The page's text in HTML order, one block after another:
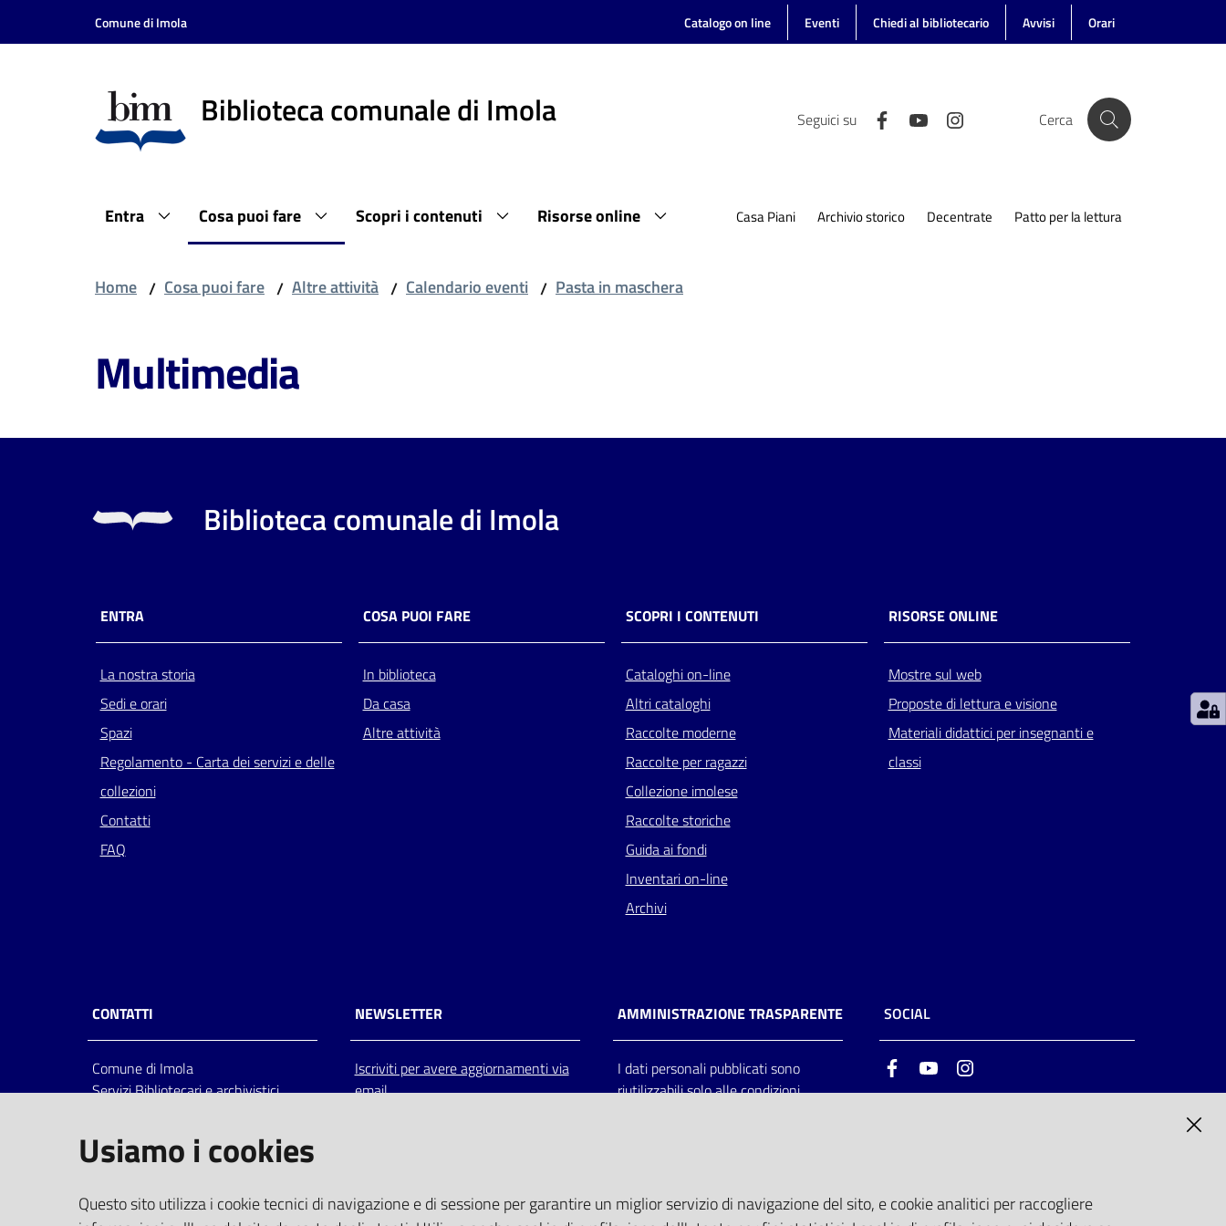
Vai al contenuto
Vai alla navigazione
Comune di Imola Catalogo on line Eventi Chiedi al bibliotecario Avvisi Orari
Biblioteca comunale di Imola Seguici su Cerca
Entra Cosa puoi fare Scopri i contenuti Risorse online Casa Piani Archivio storico Decentrate Patto per la lettura
Home / Cosa puoi fare / Altre attività / Calendario eventi / Pasta in maschera
Multimedia
Biblioteca comunale di Imola
ENTRA
La nostra storia
Sedi e orari
Spazi
Regolamento - Carta dei servizi e delle
collezioni
Contatti
FAQ
COSA PUOI FARE
In biblioteca
Da casa
Altre attività
SCOPRI I CONTENUTI
Cataloghi on-line
Altri cataloghi
Raccolte moderne
Raccolte per ragazzi
Collezione imolese
Raccolte storiche
Guida ai fondi
Inventari on-line
Archivi
RISORSE ONLINE
Mostre sul web
Proposte di lettura e visione
Materiali didattici per insegnanti e
classi
CONTATTI
Comune di Imola
Servizi Bibliotecari e archivistici
Italia
centralino: tel 0542.6026.36 fax
bim@comune.imola.bo.it
PEC
NEWSLETTER
Iscriviti per avere aggiornamenti via
email
AMMINISTRAZIONE TRASPARENTE
I dati personali pubblicati sono
riutilizzabili solo alle condizioni
SOCIAL
FacebookYoutube
Usiamo i cookies
Questo sito utilizza i cookie tecnici di navigazione e di sessione per garantire un miglior servizio di navigazione del sito, e cookie analitici per raccogliere